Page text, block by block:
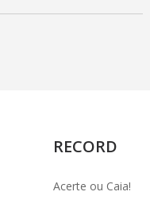
RECORD
Acerte ou Caia!